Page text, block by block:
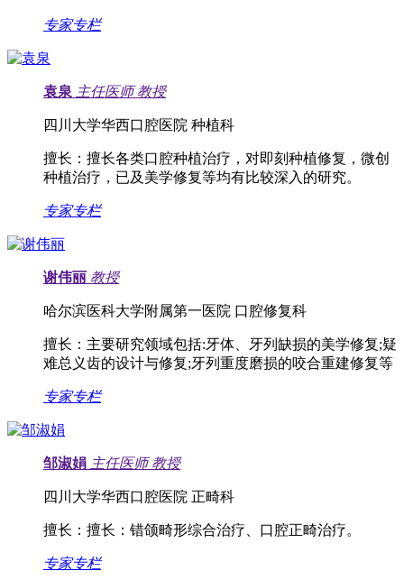
专家专栏
袁泉 主任医师 教授
四川大学华西口腔医院 种植科
擅长： 擅长各类口腔种植治疗，对即刻种植修复，微创
种植治疗，已及美学修复等均有比较深入的研究。
专家专栏
谢伟丽 教授
哈尔滨医科大学附属第一医院 口腔修复科
擅长： 主要研究领域包括:牙体、牙列缺损的美学修复;疑
难总义齿的设计与修复;牙列重度磨损的咬合重建修复等
专家专栏
邹淑娟 主任医师 教授
四川大学华西口腔医院 正畸科
擅长： 擅长：错颌畸形综合治疗、口腔正畸治疗。
专家专栏